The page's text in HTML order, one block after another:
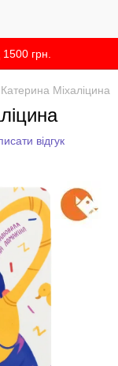
грн.
Міхаліцина
відгук